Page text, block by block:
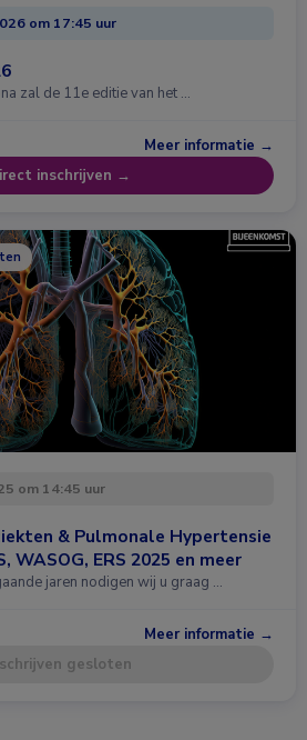
om 17:45 uur
zal de 11e editie van het …
Meer informatie →
inschrijven →
om 14:45 uur
& Pulmonale Hypertensie
WASOG, ERS 2025 en meer
jaren nodigen wij u graag …
Meer informatie →
gesloten